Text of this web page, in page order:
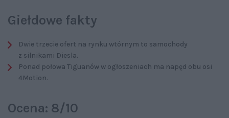
Giełdowe fakty
Dwie trzecie ofert na rynku wtórnym to samochody
z silnikami Diesla.
Ponad połowa Tiguanów w ogłoszeniach ma napęd obu osi
4Motion.
Ocena: 8/10